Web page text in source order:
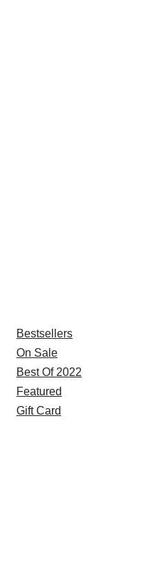
Bestsellers
On Sale
Best Of 2022
Featured
Gift Card